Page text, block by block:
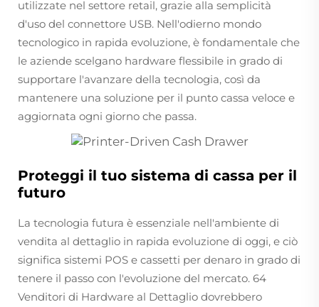
utilizzate nel settore retail, grazie alla semplicità
d'uso del connettore USB. Nell'odierno mondo
tecnologico in rapida evoluzione, è fondamentale che
le aziende scelgano hardware flessibile in grado di
supportare l'avanzare della tecnologia, così da
mantenere una soluzione per il punto cassa veloce e
aggiornata ogni giorno che passa.
Proteggi il tuo sistema di cassa per il
futuro
La tecnologia futura è essenziale nell'ambiente di
vendita al dettaglio in rapida evoluzione di oggi, e ciò
significa sistemi POS e cassetti per denaro in grado di
tenere il passo con l'evoluzione del mercato. 64
Venditori di Hardware al Dettaglio dovrebbero